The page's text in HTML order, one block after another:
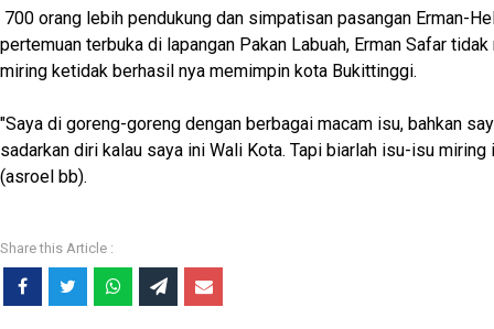
700 orang lebih pendukung dan simpatisan pasangan Erman-
pertemuan terbuka di lapangan Pakan Labuah, Erman Safar
miring ketidak berhasil nya memimpin kota Bukittinggi.
"Saya di goreng-goreng dengan berbagai macam isu, bahkan
sadarkan diri kalau saya ini Wali Kota. Tapi biarlah isu-isu miring
(asroel bb).